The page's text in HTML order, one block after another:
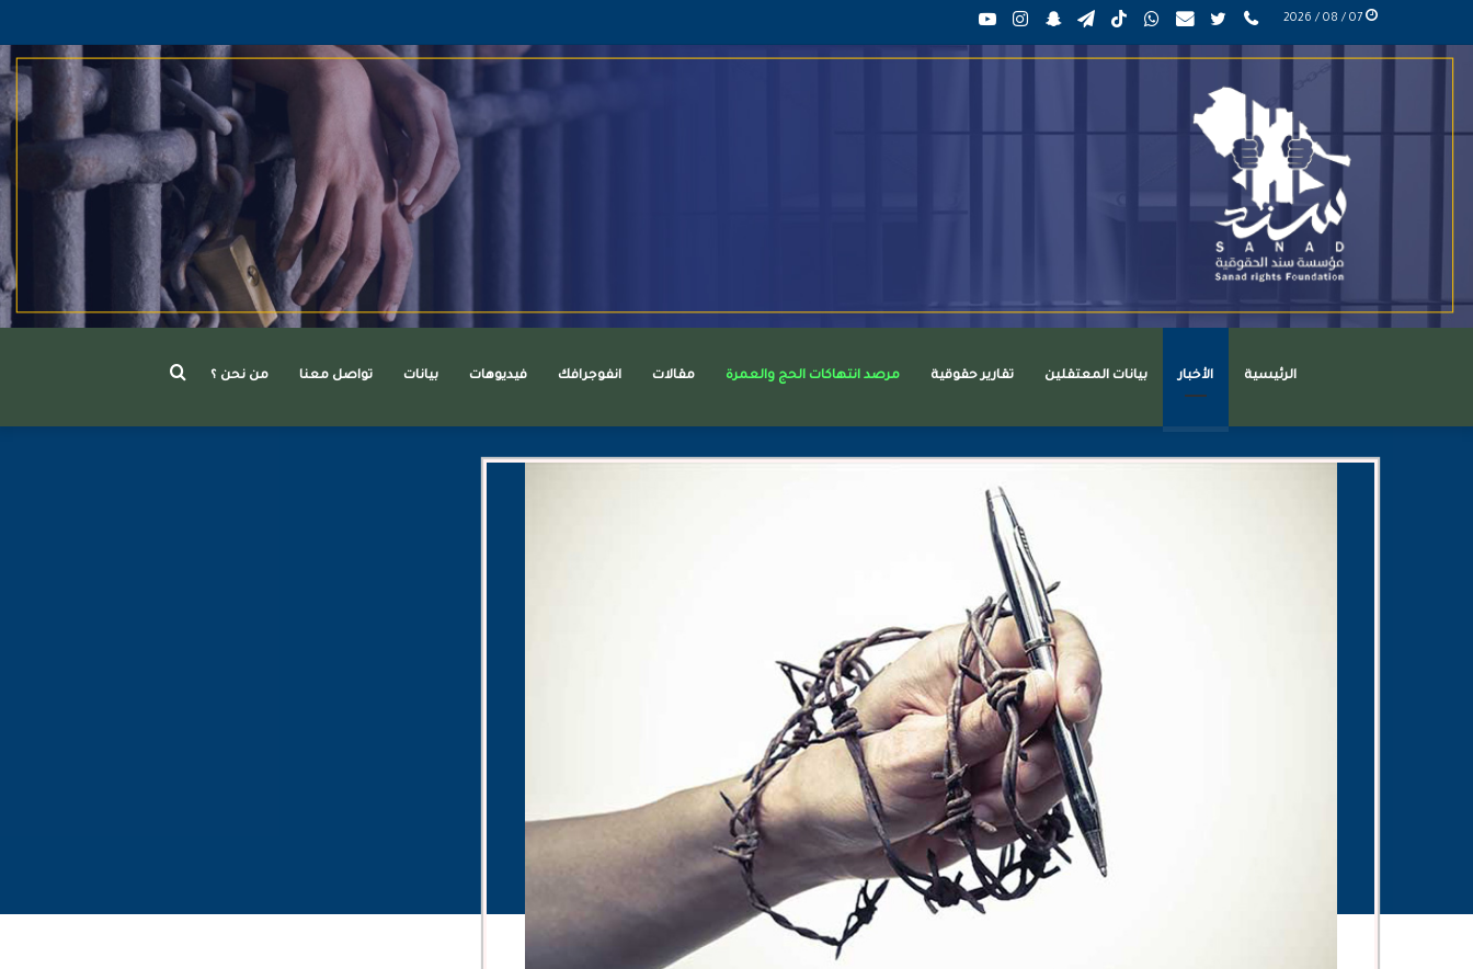
انستقرام سناب
تشات
تيلقرامTikTokواتساب mail تويتر
عربي
phone
الرئيسية الأخبار بيانات المعتقلين تقارير حقوقية مرصد انتهاكات الحج والعمرة مقالات انفوجرافك فيديوهات بيانات تواصل معنا من نحن ؟